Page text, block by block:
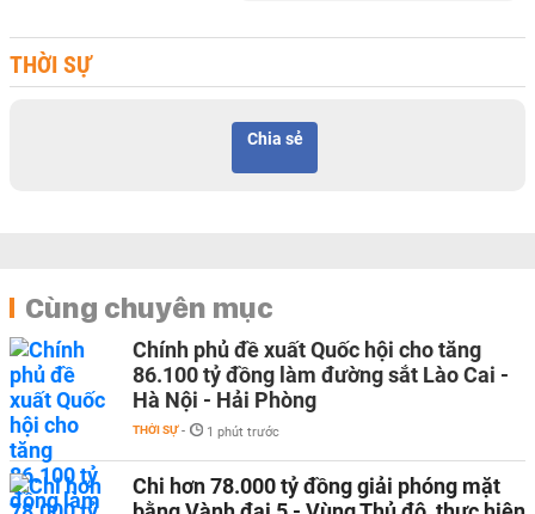
THỜI SỰ
Chia sẻ
Cùng chuyên mục
Chính phủ đề xuất Quốc hội cho tăng
86.100 tỷ đồng làm đường sắt Lào Cai -
Hà Nội - Hải Phòng
THỜI SỰ - 1 phút trước
Chi hơn 78.000 tỷ đồng giải phóng mặt